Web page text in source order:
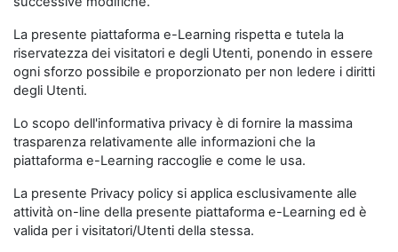
La presente piattaforma e-Learning rispetta e tutela la
riservatezza dei visitatori e degli Utenti, ponendo in essere
ogni sforzo possibile e proporzionato per non ledere i diritti
degli Utenti.
Lo scopo dell'informativa privacy è di fornire la massima
trasparenza relativamente alle informazioni che la
piattaforma e-Learning raccoglie e come le usa.
La presente Privacy policy si applica esclusivamente alle
attività on-line della presente piattaforma e-Learning ed è
valida per i visitatori/Utenti della stessa.